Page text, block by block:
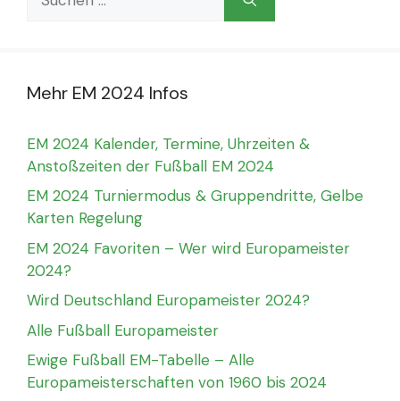
nach:
Mehr EM 2024 Infos
EM 2024 Kalender, Termine, Uhrzeiten &
Anstoßzeiten der Fußball EM 2024
EM 2024 Turniermodus & Gruppendritte, Gelbe
Karten Regelung
EM 2024 Favoriten – Wer wird Europameister
2024?
Wird Deutschland Europameister 2024?
Alle Fußball Europameister
Ewige Fußball EM-Tabelle – Alle
Europameisterschaften von 1960 bis 2024